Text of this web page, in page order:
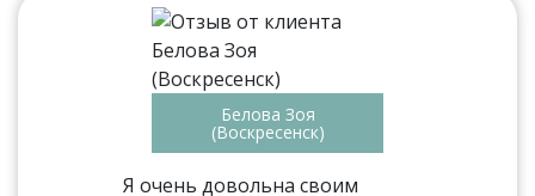
Белова Зоя
(Воскресенск)
Я очень довольна своим